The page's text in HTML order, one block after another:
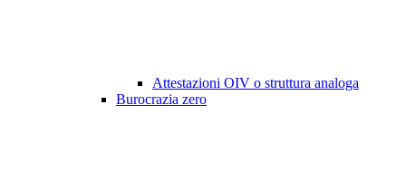
Attestazioni OIV o struttura analoga
Burocrazia zero